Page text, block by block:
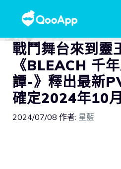
戰鬥舞台來到靈
《BLEACH 千
譚-》釋出最新
確定2024年10
2024/07/08 作者: 星藍